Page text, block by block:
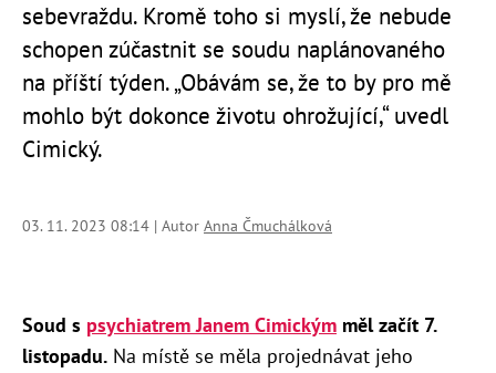
sebevraždu. Kromě toho si myslí, že nebude
schopen zúčastnit se soudu naplánovaného
na příští týden. „Obávám se, že to by pro mě
mohlo být dokonce životu ohrožující,“ uvedl
Cimický.
03. 11. 2023 08:14 | Autor Anna Čmuchálková
Soud s psychiatrem Janem Cimickým měl začít 7.
listopadu. Na místě se měla projednávat jeho